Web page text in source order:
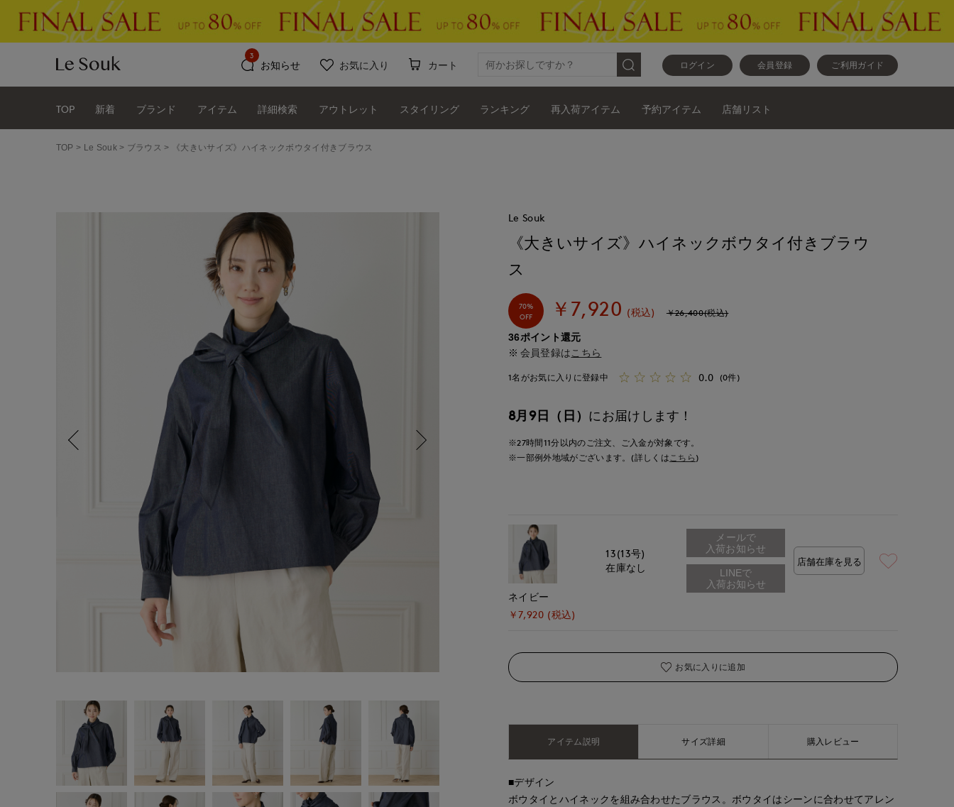
ログイン 会員登録 ご利用ガイド
お知らせ
3
お気に入り カート
TOP 新着 ブランド アイテム 詳細検索 アウトレット スタイリング ランキング 再入荷アイテム 予約アイテム 店舗リスト
TOP Le Souk ブラウス 《大きいサイズ》ハイネックボウタイ付きブラウス
Le Souk
《大きいサイズ》ハイネックボウタイ付きブラウ
ス
70%
OFF
￥7,920 (税込) ￥26,400(税込)
36ポイント還元
会員登録は こちら
1名がお気に入りに登録中 0.0 (0件)
8月9日（日） にお届けします！
※27時間11分以内のご注文、ご入金が対象です。
※一部例外地域がございます。(詳しくはこちら )
ネイビー
￥7,920 (税込)
13(13号)
在庫なし
メールで
入荷お知らせ
店舗在庫を見る
お気に入りに追加
アイテム説明 サイズ詳細 購入レビュー
■デザイン
ボウタイとハイネックを組み合わせたブラウス。ボウタイはシーンに合わせてアレン